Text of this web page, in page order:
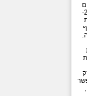
לב שהאות א' מורכבת משתי יודי"ן ו-וא"ו, שזה בגימטריה 26-